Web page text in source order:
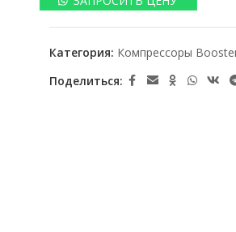
Категория: Компрессоры
Поделиться: